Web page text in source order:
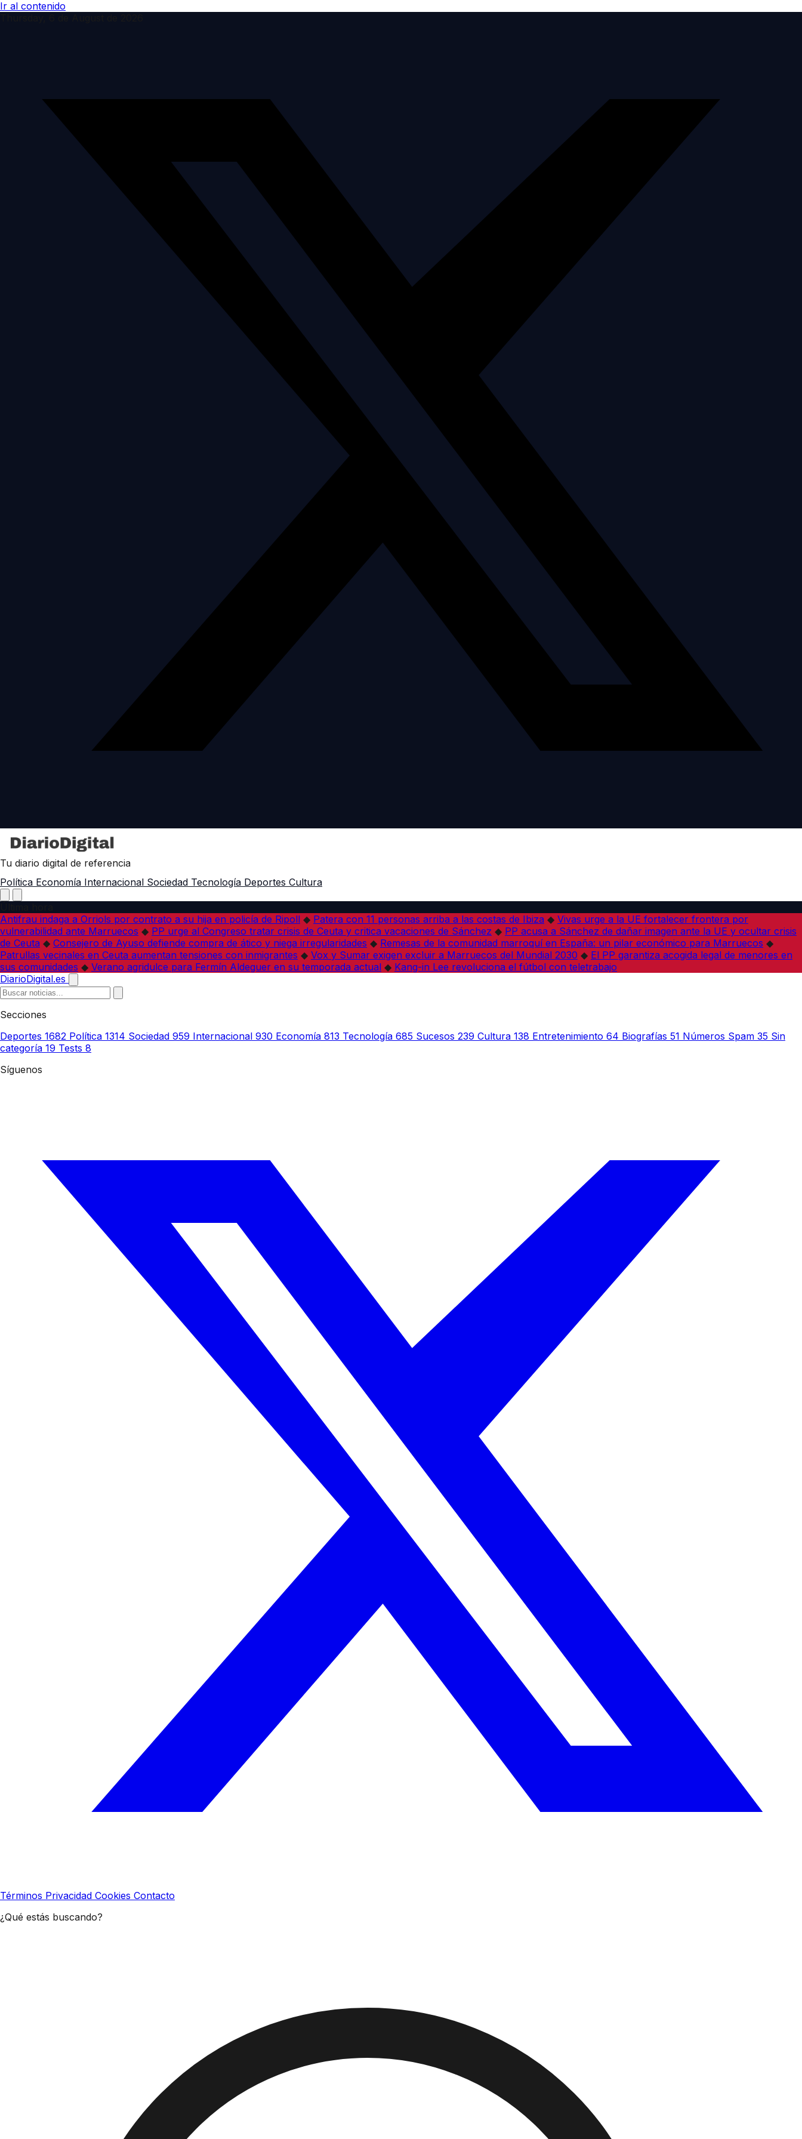
Ir al contenido
Tu diario digital de referencia
Política Economía Internacional Sociedad Tecnología Deportes Cultura
Antifrau indaga a Orriols por contrato a su hija en policía de Ripoll ◆ Patera con 11 personas arriba a las costas de Ibiza ◆ Vivas urge a la UE fortalecer frontera por
vulnerabilidad ante Marruecos ◆ PP urge al Congreso tratar crisis de Ceuta y critica vacaciones de Sánchez ◆ PP acusa a Sánchez de dañar imagen ante la UE y ocultar crisis
de Ceuta ◆ Consejero de Ayuso defiende compra de ático y niega irregularidades ◆ Remesas de la comunidad marroquí en España: un pilar económico para Marruecos ◆
Patrullas vecinales en Ceuta aumentan tensiones con inmigrantes ◆ Vox y Sumar exigen excluir a Marruecos del Mundial 2030 ◆ El PP garantiza acogida legal de menores en
sus comunidades ◆ Verano agridulce para Fermín Aldeguer en su temporada actual ◆ Kang-in Lee revoluciona el fútbol con teletrabajo
DiarioDigital.es
Secciones
Deportes 1682 Política 1314 Sociedad 959 Internacional 930 Economía 813 Tecnología 685 Sucesos 239 Cultura 138 Entretenimiento 64 Biografías 51 Números Spam 35 Sin
categoría 19 Tests 8
Síguenos
Términos Privacidad Cookies Contacto
¿Qué estás buscando?